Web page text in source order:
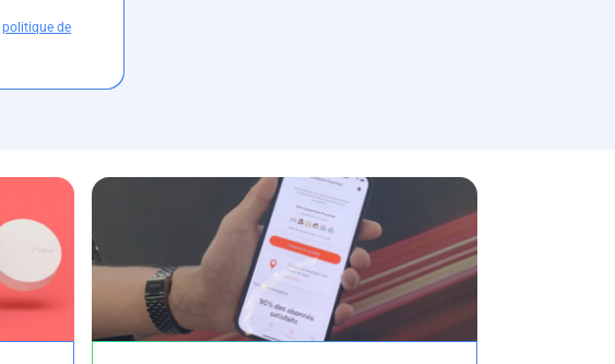
politique de